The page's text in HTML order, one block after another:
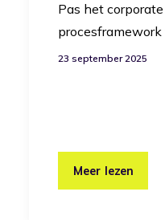
Pas het
23 september 2025
Meer lezen